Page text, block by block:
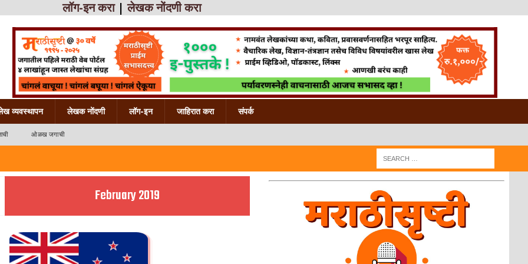
लॉग-इन करा|लेखक नोंदणी करा
व्यवस्थापन लेखक नोंदणी लॉग-इन जाहिरात करा संपर्क
ओळख जगाची
महाराष्ट्राची
February 2019